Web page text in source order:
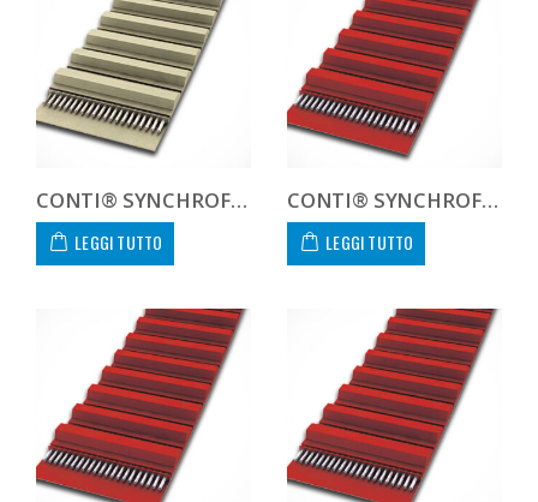
CONTI® SYNCHROFLEX AT10 1720 200 CUSTOM
LEGGI TUTTO
CONTI® SYNCHROFLEX GEN III AT10 1720 16 GEN 3
LEGGI TUTTO